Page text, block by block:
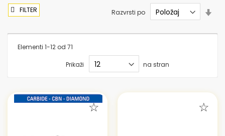
Elementi 1-12 od 71
Prikaži na stran
Razvrsti po
FILTER